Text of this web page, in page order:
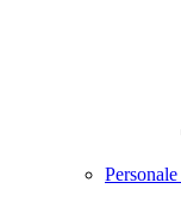
Personale